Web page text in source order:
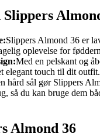
Slippers
Slippers Almond 36 er
oplevelse for
Med en pelskant og
elegant touch til dit outfit.
hård sål gør Slippers
så du kan bruge dem
Almond 36